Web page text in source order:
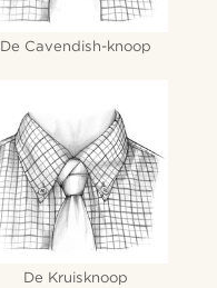
De Cavendish-knoop
De Kruisknoop